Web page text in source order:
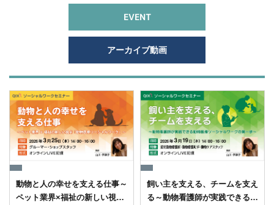
EVENT
アーカイブ動画
動物と人の幸せを支える仕事～
ペット業界×福祉の新しい視点
飼い主を支える、チームを支え
る～動物看護師が実践できる動